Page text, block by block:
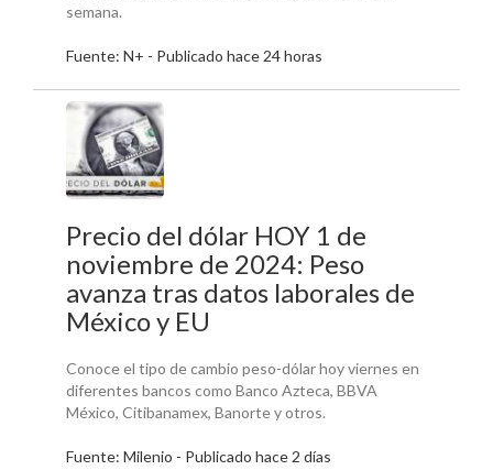
semana.
Fuente: N+ - Publicado hace 24 horas
Precio del dólar HOY 1 de
noviembre de 2024: Peso
avanza tras datos laborales de
México y EU
Conoce el tipo de cambio peso-dólar hoy viernes en
diferentes bancos como Banco Azteca, BBVA
México, Citibanamex, Banorte y otros.
Fuente: Milenio - Publicado hace 2 días